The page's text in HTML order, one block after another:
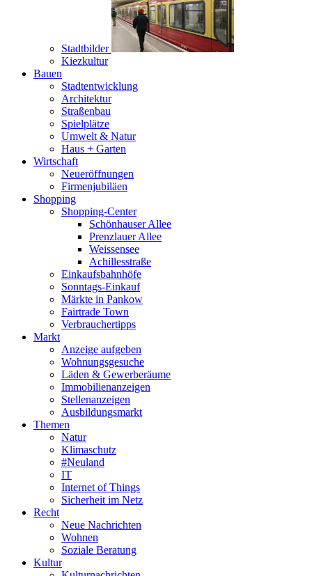
Stadtbilder
Kiezkultur
Bauen
Stadtentwicklung
Architektur
Straßenbau
Spielplätze
Umwelt & Natur
Haus + Garten
Wirtschaft
Neueröffnungen
Firmenjubiläen
Shopping
Shopping-Center
Schönhauser Allee
Prenzlauer Allee
Weissensee
Achillesstraße
Einkaufsbahnhöfe
Sonntags-Einkauf
Märkte in Pankow
Fairtrade Town
Verbrauchertipps
Markt
Anzeige aufgeben
Wohnungsgesuche
Läden & Gewerberäume
Immobilienanzeigen
Stellenanzeigen
Ausbildungsmarkt
Themen
Natur
Klimaschutz
#Neuland
IT
Internet of Things
Sicherheit im Netz
Recht
Neue Nachrichten
Wohnen
Soziale Beratung
Kultur